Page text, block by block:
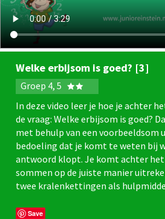
Welke erbijsom is goed? [3]
Groep 4, 5
In deze video leer je hoe je achter
de vraag: Welke erbijsom is goed?
met behulp van een voorbeeldsom
bedoeling dat je komt te weten bij
antwoord klopt. Je komt achter
sommen op de juiste manier
twee kralenkettingen als
Save